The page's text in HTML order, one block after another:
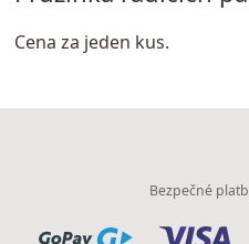
Cena za jeden kus.
Bezpečné